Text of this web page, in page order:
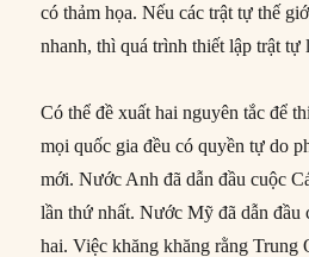
có thảm họa. Nếu các trật tự thế
nhanh, thì quá trình thiết lập trật tự
Có thể đề xuất hai nguyên tắc để
mọi quốc gia đều có quyền tự do
mới. Nước Anh đã dẫn đầu cuộc
lần thứ nhất. Nước Mỹ đã dẫn đầu
hai. Việc khăng khăng rằng Trung